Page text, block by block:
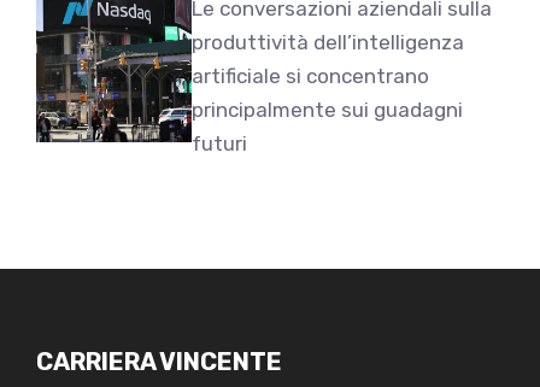
Le conversazioni aziendali sulla
produttività dell’intelligenza
artificiale si concentrano
principalmente sui guadagni
futuri
CARRIERA VINCENTE